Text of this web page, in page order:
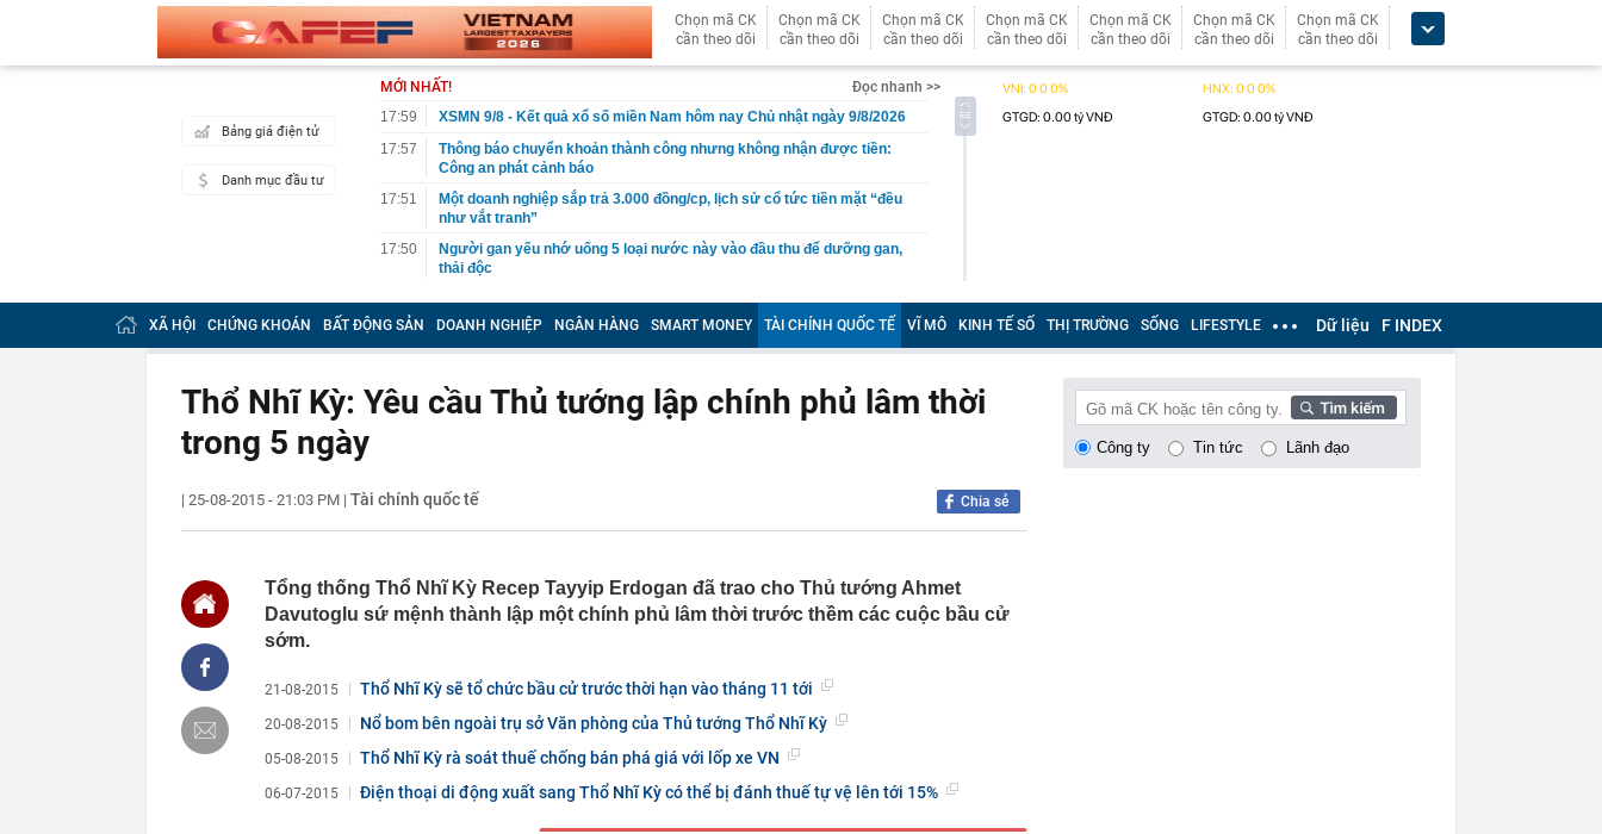
Chọn mã CK
cần theo dõi
Chọn mã CK
cần theo dõi
Chọn mã CK
cần theo dõi
Chọn mã CK
cần theo dõi
Chọn mã CK
cần theo dõi
Chọn mã CK
cần theo dõi
Chọn mã CK
cần theo dõi
Bảng giá điện tử
Danh mục đầu tư
MỚI NHẤT!
Đọc nhanh >>
17:59
XSMN 9/8 - Kết quả xổ số miền Nam hôm nay Chủ nhật ngày 9/8/2026
17:57
Thông báo chuyển khoản thành công nhưng không nhận được tiền:
Công an phát cảnh báo
17:51
Một doanh nghiệp sắp trả 3.000 đồng/cp, lịch sử cổ tức tiền mặt “đều
như vắt tranh”
17:50
Người gan yếu nhớ uống 5 loại nước này vào đầu thu để dưỡng gan,
thải độc
17:39
Thông cáo đặc biệt của Ban Chấp hành Trung ương Đảng Cộng sản
Việt Nam
17:37
“Nữ cơ trưởng đẹp nhất lịch sử hàng không” giờ ra sao?
nhất lại được khen nhiều nhất
nhiều người tin rằng nó giúp kiểm soát cân nặng?
2.084 tỷ đồng
17:15
Transimex sắp trả cổ tức bằng cổ phiếu tỷ lệ 7%
17:10
Ái nữ nhà tỷ phú Phạm Nhật Vượng tham gia vào nền "kinh tế bạc" tỷ
USD của Việt Nam
17:07
Vì sao phải điều chỉnh dự án đường sắt Lào Cai - Hà Nội - Hải Phòng?
17:04
Nữ ca sĩ đình đám kể chuyện quá khứ với Bằng Kiều
17:00
Fed khó tăng lãi suất vào tháng 9
1 trường đại học thuộc BIG4 kinh tế miền Bắc có điểm chuẩn gần
XÃ HỘI CHỨNG KHOÁN BẤT ĐỘNG SẢN DOANH NGHIỆP NGÂN HÀNG SMART MONEY TÀI CHÍNH QUỐC TẾ VĨ MÔ KINH TẾ SỐ THỊ TRƯỜNG SỐNG LIFESTYLE Dữ liệu F INDEX
Thổ Nhĩ Kỳ: Yêu cầu Thủ tướng lập chính phủ lâm thời
trong 5 ngày
| 25-08-2015 - 21:03 PM | Tài chính quốc tế Chia sẻ
Tổng thống Thổ Nhĩ Kỳ Recep Tayyip Erdogan đã trao cho Thủ tướng Ahmet
Davutoglu sứ mệnh thành lập một chính phủ lâm thời trước thềm các cuộc bầu cử
sớm.
21-08-2015 Thổ Nhĩ Kỳ sẽ tổ chức bầu cử trước thời hạn vào tháng 11 tới
20-08-2015 Nổ bom bên ngoài trụ sở Văn phòng của Thủ tướng Thổ Nhĩ Kỳ
05-08-2015 Thổ Nhĩ Kỳ rà soát thuế chống bán phá giá với lốp xe VN
06-07-2015 Điện thoại di động xuất sang Thổ Nhĩ Kỳ có thể bị đánh thuế tự vệ lên tới 15%
Công ty Tin tức Lãnh đạo